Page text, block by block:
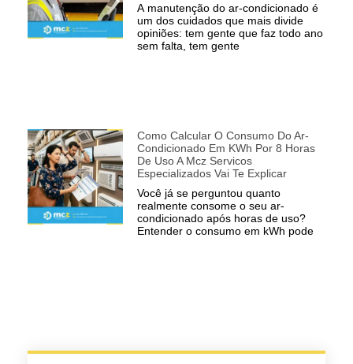
A manutenção do ar-condicionado é
um dos cuidados que mais divide
opiniões: tem gente que faz todo ano
sem falta, tem gente
Como Calcular O Consumo Do Ar-
Condicionado Em KWh Por 8 Horas
De Uso A Mcz Servicos
Especializados Vai Te Explicar
Você já se perguntou quanto
realmente consome o seu ar-
condicionado após horas de uso?
Entender o consumo em kWh pode